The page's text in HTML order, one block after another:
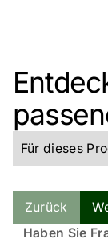
Zeitloses
Für dieses
Zurück
Haben Sie